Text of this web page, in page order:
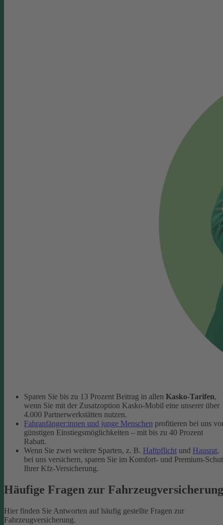
Sparen Sie bis zu 13 Prozent Beitrag in allen Kasko-Tarifen,
wenn Sie mit der Zusatzoption Kasko-Mobil eine unserer über
4.000 Partnerwerkstätten nutzen.
Fahranfänger:innen und junge Menschen profitieren bei uns
günstigen Einstiegsmöglichkeiten – mit bis zu 40 Prozent
Rabatt.
Wenn Sie zwei weitere Sparten, z. B. Haftpflicht und Hausrat,
bei uns versichern, sparen Sie im Komfort- und Premium-
Ihrer Kfz-Versicherung.
Häufige Fragen zur Fahrzeugversicherung
Hier finden Sie Antworten auf häufig gestellte Fragen zur
Fahrzeugversicherung.